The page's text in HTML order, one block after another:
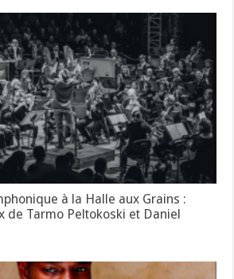
à la Halle aux Grains :
de Tarmo Peltokoski et Daniel